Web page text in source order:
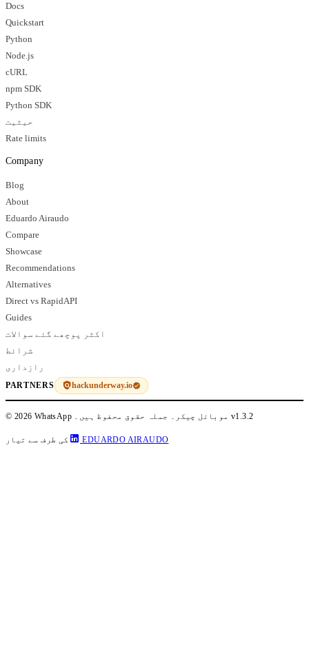
Docs
Quickstart
Python
Node.js
cURL
npm SDK
Python SDK
حیثیت
Rate limits
Company
Blog
About
Eduardo Airaudo
Compare
Showcase
Recommendations
Alternatives
Direct vs RapidAPI
Guides
اکثر پوچھے گئے سوالات
شرائط
رازداری
PARTNERS hackunderway.io
© 2026 WhatsApp موبائل چیکر۔ جملہ حقوق محفوظ ہیں۔v1.3.2
کی طرف سے تیار EDUARDO AIRAUDO